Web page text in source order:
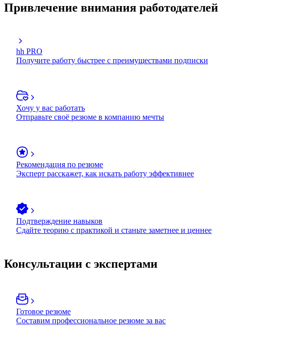
Привлечение внимания работодателей
hh PRO
Получите работу быстрее с преимуществами подписки
Хочу у вас работать
Отправьте своё резюме в компанию мечты
Рекомендация по резюме
Эксперт расскажет, как искать работу эффективнее
Подтверждение навыков
Сдайте теорию с практикой и станьте заметнее и ценнее
Консультации с экспертами
Готовое резюме
Составим профессиональное резюме за вас